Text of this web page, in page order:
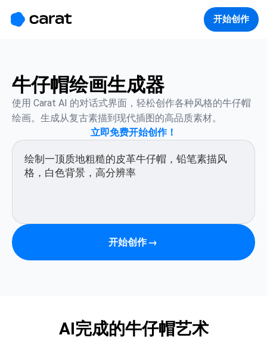
开始创作
牛仔帽绘画生成器
使用 Carat AI 的对话式界面，轻松创作各种风格的牛仔帽
绘画。生成从复古素描到现代插图的高品质素材。
立即免费开始创作！
开始创作 →
AI完成的牛仔帽艺术